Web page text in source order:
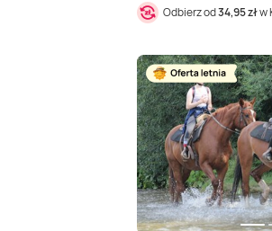
Odbierz od34,95 złw